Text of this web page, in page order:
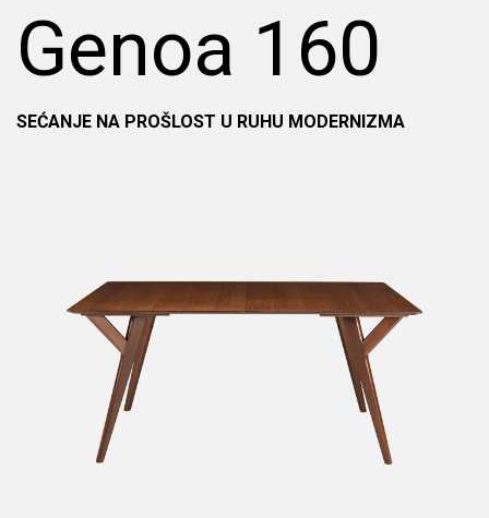
Genoa 160
SEĆANJE NA PROŠLOST U RUHU MODERNIZMA